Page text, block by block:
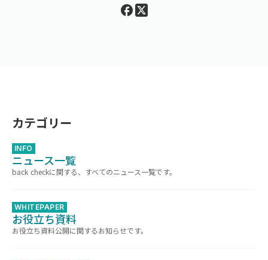
カテゴリー
INFO
ニュース一覧
back checkに関する、すべてのニュース一覧です。
WHITEPAPER
お役立ち資料
お役立ち資料公開に関するお知らせです。